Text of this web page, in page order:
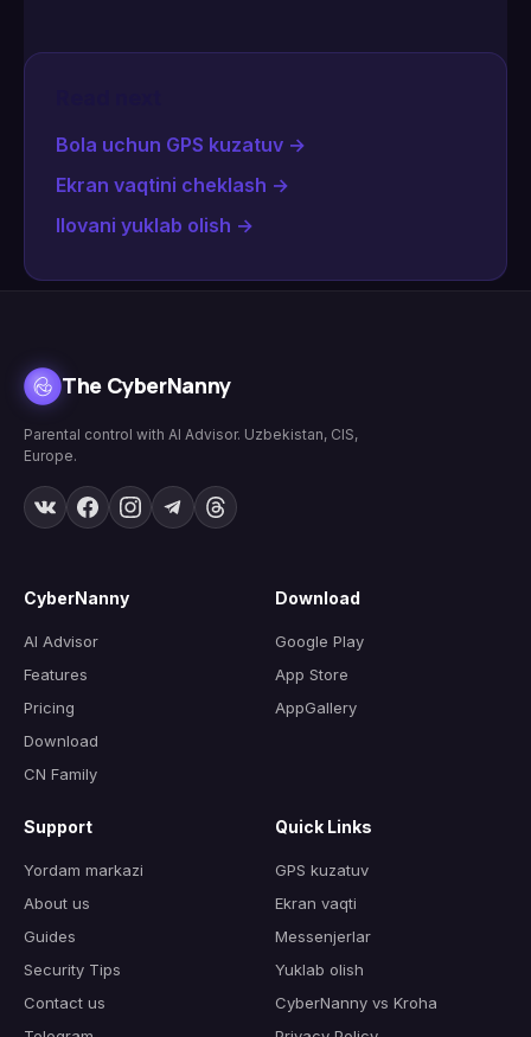
Bola uchun GPS kuzatuv →
Ekran vaqtini cheklash →
Ilovani yuklab olish →
The CyberNanny
Parental control with AI Advisor. Uzbekistan, CIS,
Europe.
CyberNanny
AI Advisor
Features
Pricing
Download
CN Family
Download
Google Play
App Store
AppGallery
Support
Yordam markazi
About us
Guides
Security Tips
Contact us
Quick Links
GPS kuzatuv
Ekran vaqti
Messenjerlar
Yuklab olish
CyberNanny vs Kroha